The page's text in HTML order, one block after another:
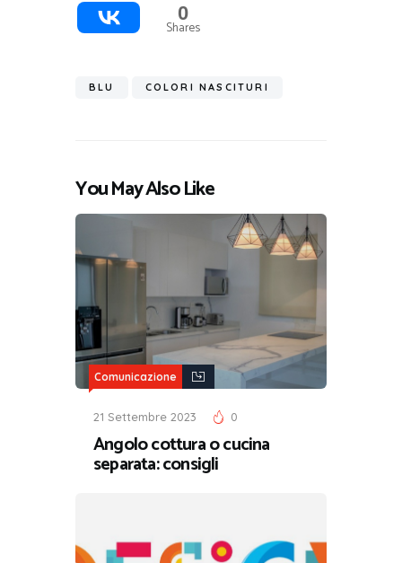
0
Shares
BLU COLORI NASCITURI
You May Also Like
Comunicazione
21 Settembre 2023 0
Angolo cottura o cucina
separata: consigli